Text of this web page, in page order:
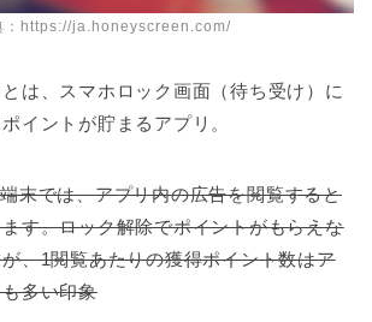
https://ja.honeyscreen.com/
は、スマホロック画面（待ち受け）に
イントが貯まるアプリ。
末では、アプリ内の広告を閲覧すると
す。ロック解除でポイントがもらえな
、1閲覧あたりの獲得ポイント数はア
多い印象